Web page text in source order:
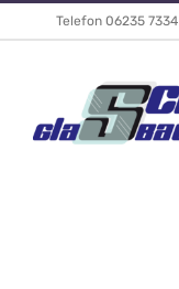
Telefon 06235 7334